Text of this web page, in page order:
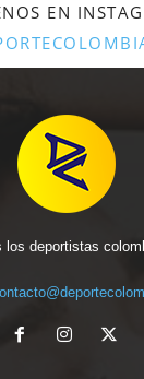
EN
los deportistas